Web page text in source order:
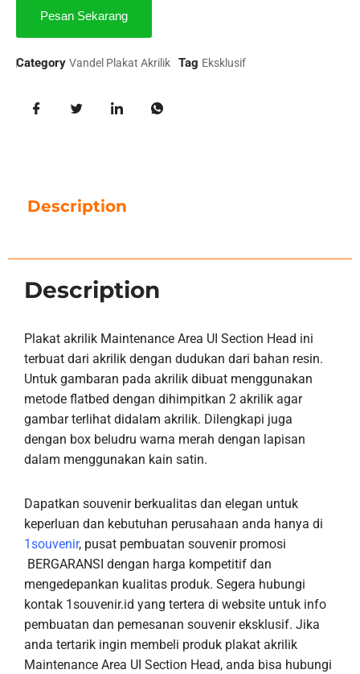
Pesan Sekarang
Category Vandel Plakat Akrilik Tag Eksklusif
Description
Description
Plakat akrilik Maintenance Area UI Section Head ini
terbuat dari akrilik dengan dudukan dari bahan resin.
Untuk gambaran pada akrilik dibuat menggunakan
metode flatbed dengan dihimpitkan 2 akrilik agar
gambar terlihat didalam akrilik. Dilengkapi juga
dengan box beludru warna merah dengan lapisan
dalam menggunakan kain satin.
Dapatkan souvenir berkualitas dan elegan untuk
keperluan dan kebutuhan perusahaan anda hanya di
1souvenir, pusat pembuatan souvenir promosi
BERGARANSI dengan harga kompetitif dan
mengedepankan kualitas produk. Segera hubungi
kontak 1souvenir.id yang tertera di website untuk info
pembuatan dan pemesanan souvenir eksklusif. Jika
anda tertarik ingin membeli produk plakat akrilik
Maintenance Area UI Section Head, anda bisa hubungi